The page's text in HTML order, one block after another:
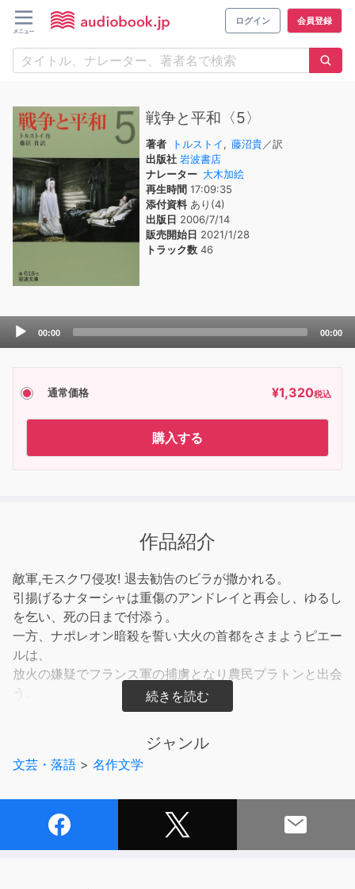
ログイン 会員登録
戦争と平和〈5〉
著者 トルストイ, 藤沼貴／訳
出版社 岩波書店
ナレーター 大木加絵
再生時間 17:09:35
添付資料あり(4)
出版日 2006/7/14
販売開始日 2021/1/28
トラック数 46
Audio
00:00 00:00
通常価格 ¥1,320税込
購入する
作品紹介
敵軍,モスクワ侵攻! 退去勧告のビラが撒かれる。
引揚げるナターシャは重傷のアンドレイと再会し、ゆるし
を乞い、死の日まで付添う。
一方、ナポレオン暗殺を誓い大火の首都をさまようピエー
ルは、
放火の嫌疑でフランス軍の捕虜となり農民プラトンと出会
う。
その邂逅にロシア的生命の光を垣間見るのだが・・・
ジャンル
文芸・落語 > 名作文学